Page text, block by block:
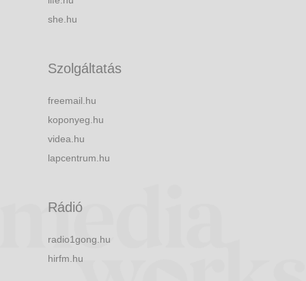
she.hu
Szolgáltatás
freemail.hu
koponyeg.hu
videa.hu
lapcentrum.hu
Rádió
radio1gong.hu
hirfm.hu